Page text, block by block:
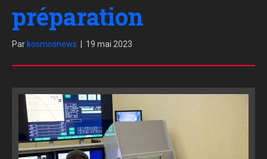
préparation
Par kosmosnews 19 mai 2023